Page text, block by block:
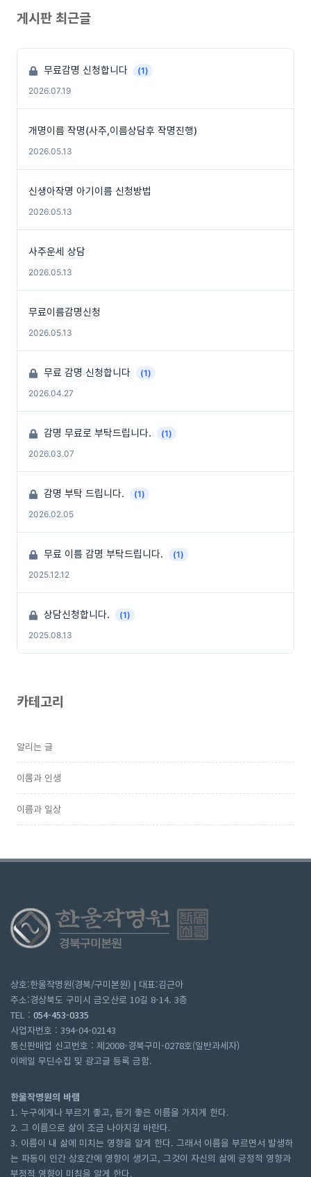
게시판 최근글
무료감명 신청합니다
(1)
2026.07.19
개명이름 작명(사주,이름상담후 작명진행)
2026.05.13
신생아작명 아기이름 신청방법
2026.05.13
사주운세 상담
2026.05.13
무료이름감명신청
2026.05.13
무료 감명 신청합니다
(1)
2026.04.27
감명 무료로 부탁드립니다.
(1)
2026.03.07
감명 부탁 드립니다.
(1)
2026.02.05
무료 이름 감명 부탁드립니다.
(1)
2025.12.12
상담신청합니다.
(1)
2025.08.13
카테고리
알리는 글
이름과 인생
이름과 일상
상호:한울작명원(경북/구미본원) | 대표:김근아
주소:경상북도 구미시 금오산로 10길 8-14. 3층
TEL : 054-453-0335
사업자번호 : 394-04-02143
통신판매업 신고번호 : 제2008-경북구미-0278호(일반과세자)
이메일 무딘수집 및 광고글 등록 금함.
한울작명원의 바램
1. 누구에게나 부르기 좋고, 듣기 좋은 이름을 가지게 한다.
2. 그 이름으로 삶이 조금 나아지길 바란다.
3. 이름이 내 삶에 미치는 영향을 알게 한다. 그래서 이름을 부르면서 발생하
는 파동이 인간 상호간에 영향이 생기고, 그것이 자신의 삶에 긍정적 영향과
부정적 영향이 미침을 알게 한다.